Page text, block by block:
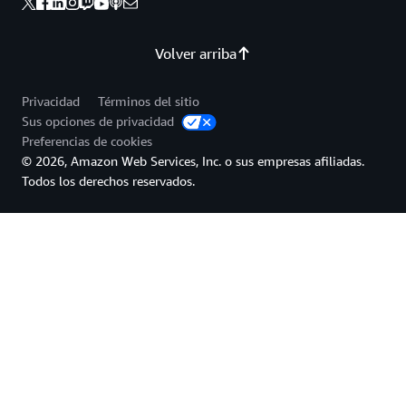
expandirse a nuevas ofertas de productos.
Volver arriba
Privacidad
Términos del sitio
Sus opciones de privacidad
Preferencias de cookies
© 2026, Amazon Web Services, Inc. o sus empresas afiliadas.
Todos los derechos reservados.